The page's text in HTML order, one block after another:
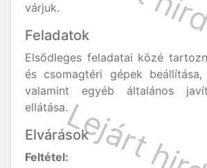
várjuk.
Feladatok
Elsődleges feladatai közé
és csomagtéri gépek beállítása,
valamint egyéb általános
ellátása.
Elvárások
Feltétel: